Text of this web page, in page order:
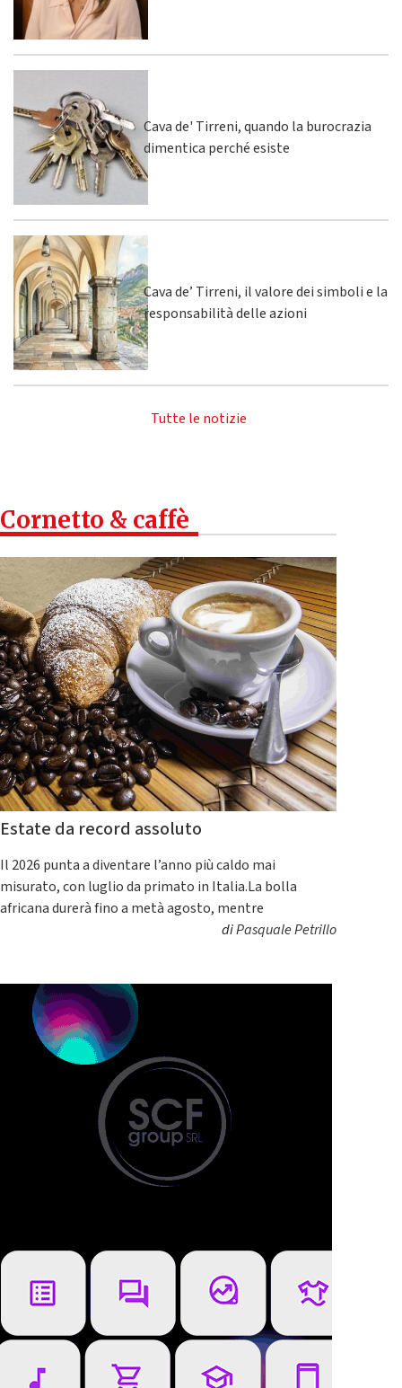
Cava de' Tirreni, quando la burocrazia
dimentica perché esiste
Cava de’ Tirreni, il valore dei simboli e la
responsabilità delle azioni
Tutte le notizie
Cornetto & caffè
Estate da record assoluto
Il 2026 punta a diventare l’anno più caldo mai
misurato, con luglio da primato in Italia.La bolla
africana durerà fino a metà agosto, mentre
diPasquale Petrillo